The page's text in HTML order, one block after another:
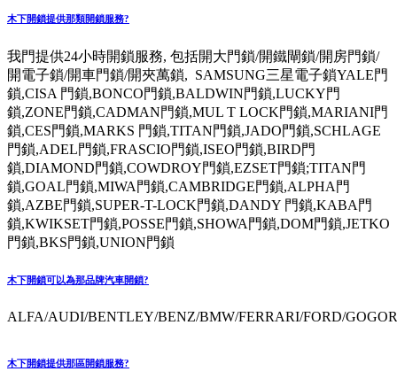
木下開鎖提供那類開鎖服務?
我門提供24小時開鎖服務, 包括開大門鎖/開鐵閘鎖/開房門鎖/
開電子鎖/開車門鎖/開夾萬鎖, SAMSUNG三星電子鎖YALE門
鎖,CISA 門鎖,BONCO門鎖,BALDWIN門鎖,LUCKY門
鎖,ZONE門鎖,CADMAN門鎖,MUL T LOCK門鎖,MARIANI門
鎖,CES門鎖,MARKS 門鎖,TITAN門鎖,JADO門鎖,SCHLAGE
門鎖,ADEL門鎖,FRASCIO門鎖,ISEO門鎖,BIRD門
鎖,DIAMOND門鎖,COWDROY門鎖,EZSET門鎖;TITAN門
鎖,GOAL門鎖,MIWA門鎖,CAMBRIDGE門鎖,ALPHA門
鎖,AZBE門鎖,SUPER-T-LOCK門鎖,DANDY 門鎖,KABA門
鎖,KWIKSET門鎖,POSSE門鎖,SHOWA門鎖,DOM門鎖,JETKO
門鎖,BKS門鎖,UNION門鎖
木下開鎖可以為那品牌汽車開鎖?
ALFA/AUDI/BENTLEY/BENZ/BMW/FERRARI/FORD/
木下開鎖提供那區開鎖服務?